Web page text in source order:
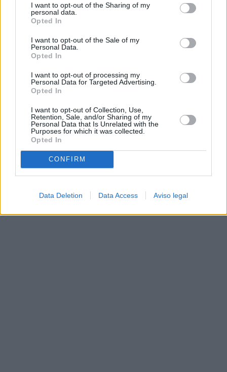
de su consentimiento, pero usted tiene el derecho de
rechazar tal procesamiento. Sus preferencias se aplicarán
cualquier momento entrando de nuevo en este sitio web o
visitando nuestra política de privacidad.
I want to opt-out of the Sharing of my
personal data.
Opted In
I want to opt-out of the Sale of my
Personal Data.
Opted In
I want to opt-out of processing my
Personal Data for Targeted Advertising.
Opted In
I want to opt-out of Collection, Use,
Retention, Sale, and/or Sharing of my
Personal Data that Is Unrelated with the
Purposes for which it was collected.
Opted In
CONFIRM
Data Deletion Data Access Aviso legal